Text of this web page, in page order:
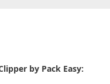
by Pack Easy: